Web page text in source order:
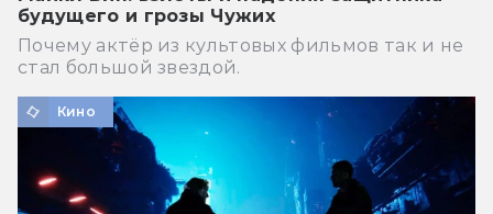
будущего и грозы Чужих
Почему актёр из культовых фильмов так и не
стал большой звездой.
Кино